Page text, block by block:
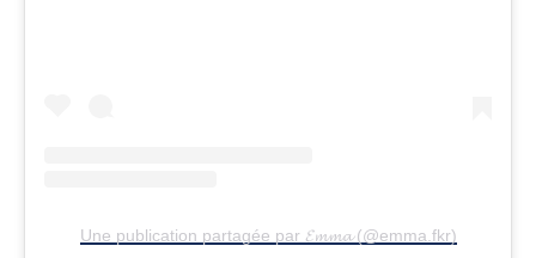
Une publication partagée par 𝓔𝓶𝓶𝓪 (@emma.fkr)